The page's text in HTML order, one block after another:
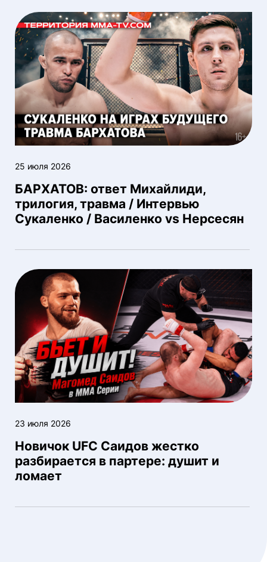
25 июля 2026
БАРХАТОВ: ответ Михайлиди,
трилогия, травма / Интервью
Сукаленко / Василенко vs Нерсесян
23 июля 2026
Новичок UFC Саидов жестко
разбирается в партере: душит и
ломает